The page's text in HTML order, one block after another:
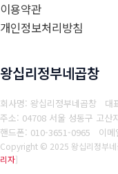
이용약관
개인정보처리방침
왕십리정부네곱창
회사명: 왕십리정부네곱창 대
주소: 04708 서울 성동구 고산
핸드폰: 010-3651-0965
이
Copyright © 2025 왕십리정부네
리자]